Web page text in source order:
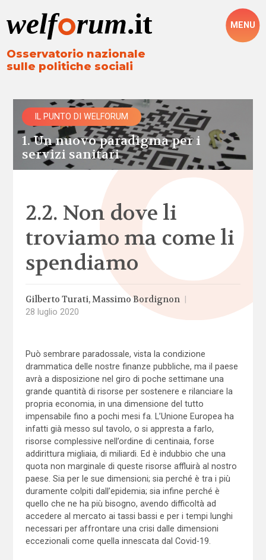
Osservatorio nazionale
sulle politiche sociali
MENU
IL PUNTO DI WELFORUM
1. Un nuovo paradigma per i
servizi sanitari
2.2. Non dove li
troviamo ma come li
spendiamo
Gilberto Turati Massimo Bordignon
28 luglio 2020
Può sembrare paradossale, vista la condizione
drammatica delle nostre finanze pubbliche, ma il paese
avrà a disposizione nel giro di poche settimane una
grande quantità di risorse per sostenere e rilanciare la
propria economia, in una dimensione del tutto
impensabile fino a pochi mesi fa. L’Unione Europea ha
infatti già messo sul tavolo, o si appresta a farlo,
risorse complessive nell’ordine di centinaia, forse
addirittura migliaia, di miliardi. Ed è indubbio che una
quota non marginale di queste risorse affluirà al nostro
paese. Sia per le sue dimensioni; sia perché è tra i più
duramente colpiti dall’epidemia; sia infine perché è
quello che ne ha più bisogno, avendo difficoltà ad
accedere al mercato ai tassi bassi e per i tempi lunghi
necessari per affrontare una crisi dalle dimensioni
eccezionali come quella innescata dal Covid-19.